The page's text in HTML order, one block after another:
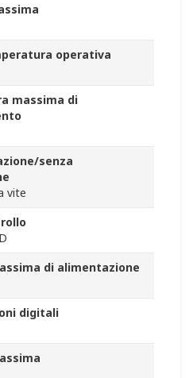
operativa
massima di
senza
vite
di alimentazione
digitali